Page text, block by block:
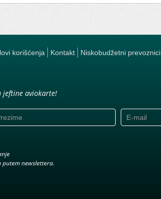
korišćenja Kontakt Niskobudžetni prevoznici
jeftine aviokarte!
newslettera.